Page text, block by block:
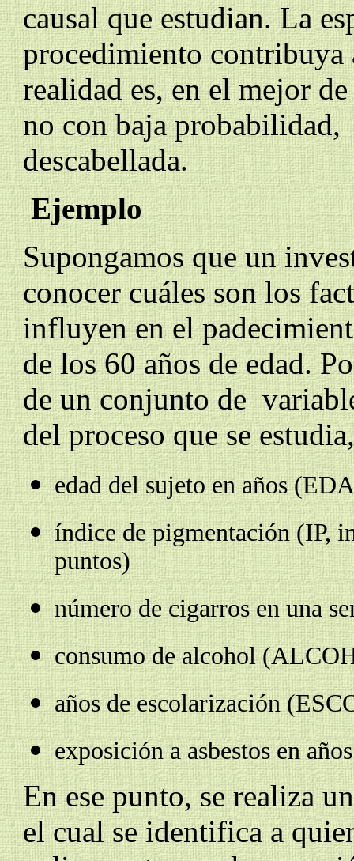
causal que estudian.La
procedimiento
realidad es, en el mejor
no con baja
descabellada.
Ejemplo
Supongamos que un
conocer cuáles son los
influyen en el
de los 60 años de edad.
de un conjunto de
del proceso que se
edad del sujeto en años
índice de pigmentación (IP,
puntos)
número de cigarros en una
consumo de alcohol
años de escolarización
exposición a asbestos en
En ese punto, se realiza
el cual se identifica a